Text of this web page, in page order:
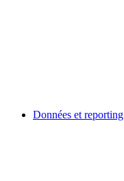
Données et reporting